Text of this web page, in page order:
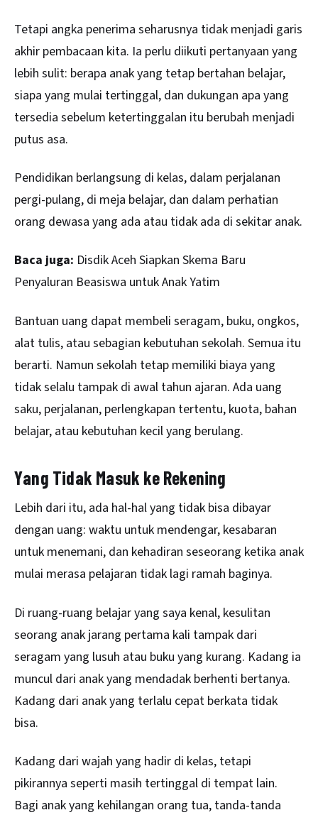
Tetapi angka penerima seharusnya tidak menjadi garis
akhir pembacaan kita. Ia perlu diikuti pertanyaan yang
lebih sulit: berapa anak yang tetap bertahan belajar,
siapa yang mulai tertinggal, dan dukungan apa yang
tersedia sebelum ketertinggalan itu berubah menjadi
putus asa.
Pendidikan berlangsung di kelas, dalam perjalanan
pergi-pulang, di meja belajar, dan dalam perhatian
orang dewasa yang ada atau tidak ada di sekitar anak.
Baca juga: Disdik Aceh Siapkan Skema Baru
Penyaluran Beasiswa untuk Anak Yatim
Bantuan uang dapat membeli seragam, buku, ongkos,
alat tulis, atau sebagian kebutuhan sekolah. Semua itu
berarti. Namun sekolah tetap memiliki biaya yang
tidak selalu tampak di awal tahun ajaran. Ada uang
saku, perjalanan, perlengkapan tertentu, kuota, bahan
belajar, atau kebutuhan kecil yang berulang.
Yang Tidak Masuk ke Rekening
Lebih dari itu, ada hal-hal yang tidak bisa dibayar
dengan uang: waktu untuk mendengar, kesabaran
untuk menemani, dan kehadiran seseorang ketika anak
mulai merasa pelajaran tidak lagi ramah baginya.
Di ruang-ruang belajar yang saya kenal, kesulitan
seorang anak jarang pertama kali tampak dari
seragam yang lusuh atau buku yang kurang. Kadang ia
muncul dari anak yang mendadak berhenti bertanya.
Kadang dari anak yang terlalu cepat berkata tidak
bisa.
Kadang dari wajah yang hadir di kelas, tetapi
pikirannya seperti masih tertinggal di tempat lain.
Bagi anak yang kehilangan orang tua, tanda-tanda